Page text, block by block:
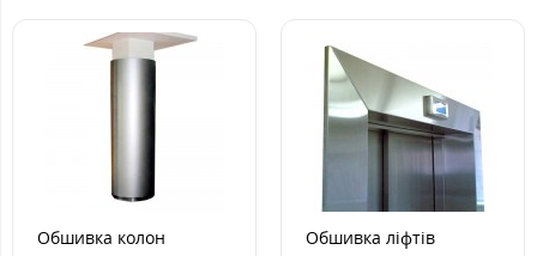
Обшивка колон Обшивка ліфтів